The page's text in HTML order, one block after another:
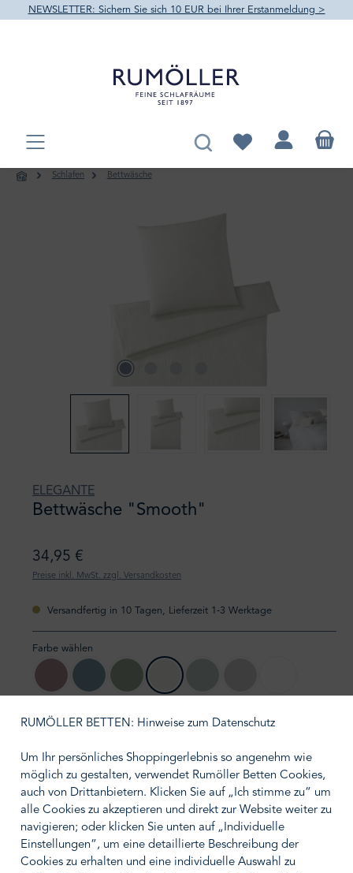
springen
NEWSLETTER: Sichern Sie sich 10 EUR bei Ihrer Erstanmeldung >
Du hast 0 Produkte
Schlafen Bettwäsche
ELEGANTE
Bettwäsche "Smooth"
34,95 €
Preise inkl. MwSt. zzgl. Versandkosten
Versandfertig in 10 Tagen, Lieferzeit 1-3 Werktage
Farbe wählen
01 blush 02 rauchblau04 pistazie07 offwhite
Größe wählenauswählen
IN DEN WARENKORB
Zum Merkzettel hinzufügen
RUMÖLLER BETTEN: Hinweise zum Datenschutz
Um Ihr persönliches Shoppingerlebnis so angenehm wie
möglich zu gestalten, verwendet Rumöller Betten Cookies,
auch von Drittanbietern. Klicken Sie auf „Ich stimme zu“ um
alle Cookies zu akzeptieren und direkt zur Website weiter zu
navigieren; oder klicken Sie unten auf „Individuelle
Einstellungen“, um eine detaillierte Beschreibung der
Cookies zu erhalten und eine individuelle Auswahl zu